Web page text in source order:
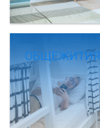
ОБЩЕЖИТИЯ